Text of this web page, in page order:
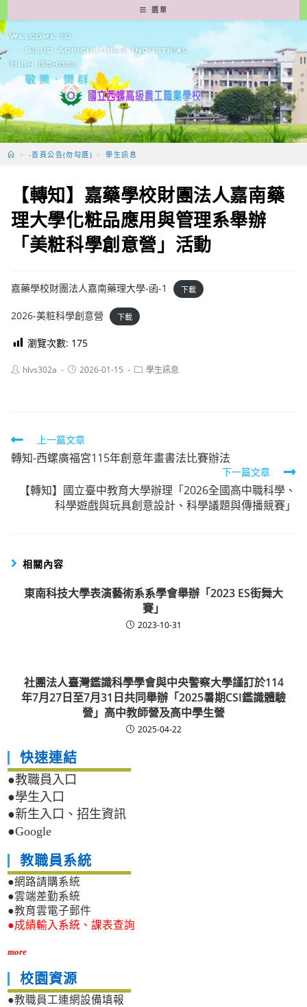
轉
至
要
容
選單
> -首頁公告(勿勾選) > 學生訊息
【轉知】嘉藥學校財團法人嘉南藥
理大學化粧品應用與管理系舉辦
「美粧科學創意營」活動
嘉藥學校財團法人嘉南藥理大學-函-1 下載
2026-美粧科學創意營 下載
瀏覽次數: 175
Posthlvs302a
Post2026-01-15
Post學生訊息
Read
more
articles
上一篇文章
轉知-西螺廣福宮115年創意年畫書法比賽辦法
下一篇文章
【轉知】國立臺中教育大學辦理「2026全國高中職科學、
科學遊戲與玩具創意設計、科學議題與傳播競賽」
相關內容
東南科技大學表演藝術系系學會舉辦「2023 ES街舞大
賽」
2023-10-31
社團法人臺灣鑑識科學學會與中央警察大學謹訂於114
年7月27日至7月31日共同舉辦「2025暑期CSI鑑識體驗
營」高中教師營及高中學生營
2025-04-22
快速連結
●教職員入口
●學生入口
●新生入口、招生資訊
●Google
教職員系統
●網路請購系統
●雲端差勤系統
●教育雲電子郵件
●成績輸入系統、課表查詢
more
校園資源
●教職員工連網設備填報